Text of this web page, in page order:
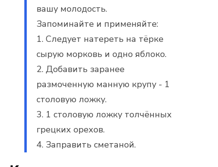
вашу молодость.
Запоминайте и применяйте:
1. Следует натереть на тёрке
сырую морковь и одно яблоко.
2. Добавить заранее
размоченную манную крупу - 1
столовую ложку.
3. 1 столовую ложку толчённых
грецких орехов.
4. Заправить сметаной.